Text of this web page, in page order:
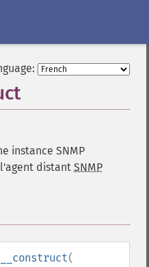
instance SNMP
distant SNMP
(